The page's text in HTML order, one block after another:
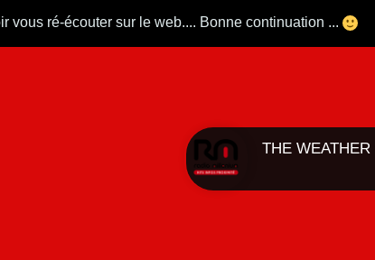
vous ré-écouter sur le web.... Bonne continuation ...
THE WEATHER